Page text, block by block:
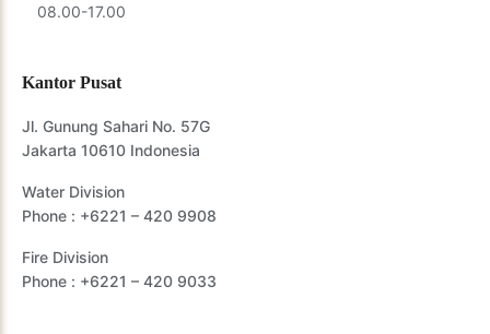
08.00-17.00
Kantor Pusat
Jl. Gunung Sahari No. 57G
Jakarta 10610 Indonesia
Water Division
Phone : +6221 – 420 9908
Fire Division
Phone : +6221 – 420 9033